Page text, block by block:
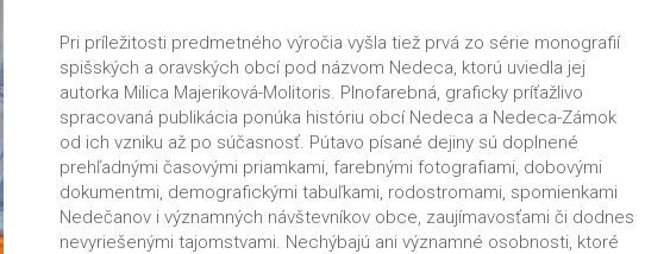
Pri príležitosti predmetného výročia vyšla tiež prvá zo série monografií
spišských a oravských obcí pod názvom Nedeca, ktorú uviedla jej
autorka Milica Majeriková-­Molitoris. Plnofarebná, graficky príťažlivo
spracovaná publikácia ponúka históriu obcí Nedeca a Nedeca-Zámok
od ich vzniku až po súčasnosť. Pútavo písané dejiny sú doplnené
prehľadnými časovými priamkami, farebnými fotografiami, dobovými
dokumentmi, demografickými tabuľkami, rodostromami, spomienkami
Nedečanov i významných návštevníkov obce, zaujímavosťami či dodnes
nevyriešenými tajomstvami. Nechýbajú ani významné osobnosti, ktoré